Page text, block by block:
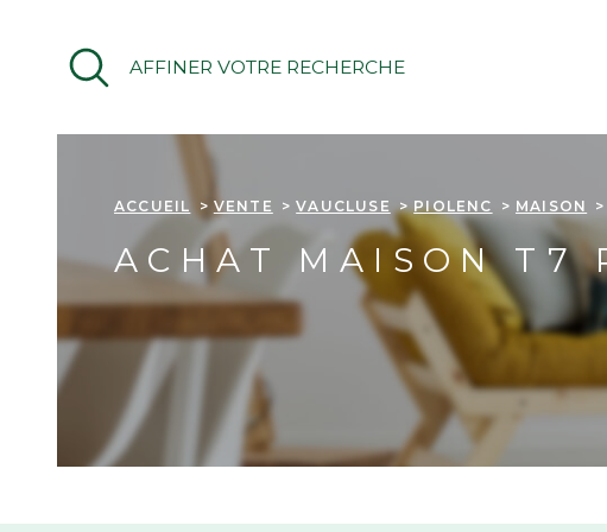
contenu
AFFINER VOTRE RECHERCHE
ACCUEIL VENTE VAUCLUSE PIOLENC MAISON
ACHAT MAISON T7